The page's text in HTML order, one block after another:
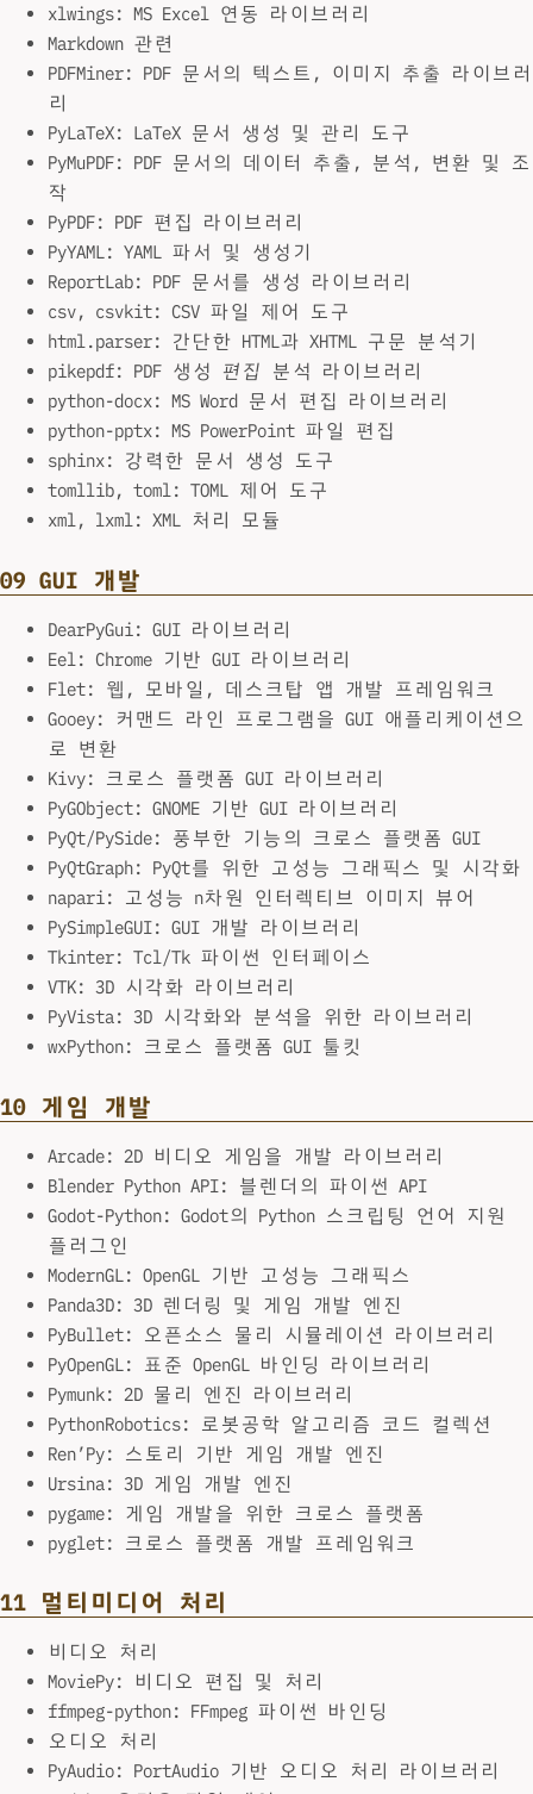
xlwings: MS Excel 연동 라이브러리
Markdown 관련
PDFMiner: PDF 문서의 텍스트, 이미지 추출 라이브러
리
PyLaTeX: LaTeX 문서 생성 및 관리 도구
PyMuPDF: PDF 문서의 데이터 추출, 분석, 변환 및 조
작
PyPDF: PDF 편집 라이브러리
PyYAML: YAML 파서 및 생성기
ReportLab: PDF 문서를 생성 라이브러리
csv, csvkit: CSV 파일 제어 도구
html.parser: 간단한 HTML과 XHTML 구문 분석기
pikepdf: PDF 생성
편집
분석 라이브러리
python-docx: MS Word 문서 편집 라이브러리
python-pptx: MS PowerPoint 파일 편집
sphinx: 강력한 문서 생성 도구
tomllib, toml: TOML 제어 도구
xml, lxml: XML 처리 모듈
09 GUI 개발
DearPyGui: GUI 라이브러리
Eel: Chrome 기반 GUI 라이브러리
Flet: 웹, 모바일, 데스크탑 앱 개발 프레임워크
Gooey: 커맨드 라인 프로그램을 GUI 애플리케이션으
로 변환
Kivy: 크로스 플랫폼 GUI 라이브러리
PyGObject: GNOME 기반 GUI 라이브러리
PyQt/PySide: 풍부한 기능의 크로스 플랫폼 GUI
PyQtGraph: PyQt를 위한 고성능 그래픽스 및 시각화
napari: 고성능 n차원 인터렉티브 이미지 뷰어
PySimpleGUI: GUI 개발 라이브러리
Tkinter: Tcl/Tk 파이썬 인터페이스
VTK: 3D 시각화 라이브러리
PyVista: 3D 시각화와 분석을 위한 라이브러리
wxPython: 크로스 플랫폼 GUI 툴킷
10 게임 개발
Arcade: 2D 비디오 게임을 개발 라이브러리
Blender Python API: 블렌더의 파이썬 API
Godot-Python: Godot의 Python 스크립팅 언어 지원
플러그인
ModernGL: OpenGL 기반 고성능 그래픽스
Panda3D: 3D 렌더링 및 게임 개발 엔진
PyBullet: 오픈소스 물리 시뮬레이션 라이브러리
PyOpenGL: 표준 OpenGL 바인딩 라이브러리
Pymunk: 2D 물리 엔진 라이브러리
PythonRobotics: 로봇공학 알고리즘 코드 컬렉션
Ren’Py: 스토리 기반 게임 개발 엔진
Ursina: 3D 게임 개발 엔진
pygame: 게임 개발을 위한 크로스 플랫폼
pyglet: 크로스 플랫폼 개발 프레임워크
11 멀티미디어 처리
비디오 처리
MoviePy: 비디오 편집 및 처리
ffmpeg-python: FFmpeg 파이썬 바인딩
오디오 처리
PyAudio: PortAudio 기반 오디오 처리 라이브러리